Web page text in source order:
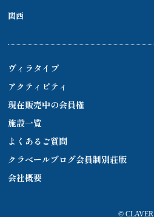
関西
ヴィラタイプ
アクティビティ
現在販売中の会員権
施設一覧
よくあるご質問
クラベールブログ会員制別荘版
会社概要
© CLAVER